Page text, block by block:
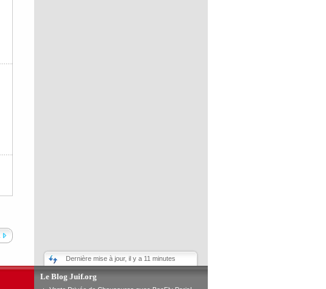
Dernière mise à jour, il y a 11 minutes
Le Blog Juif.org